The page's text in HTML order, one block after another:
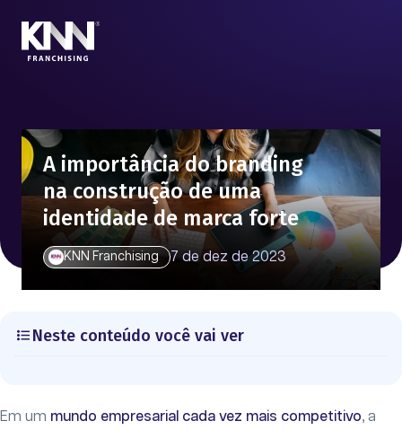
A importância do branding
na construção de uma
identidade de marca forte
KNN Franchising 7 de dez de 2023
Neste conteúdo você vai ver
Em um mundo empresarial cada vez mais competitivo, a